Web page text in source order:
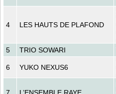
4 LES HAUTS DE PLAFOND
5 TRIO SOWARI
6 YUKO NEXUS6